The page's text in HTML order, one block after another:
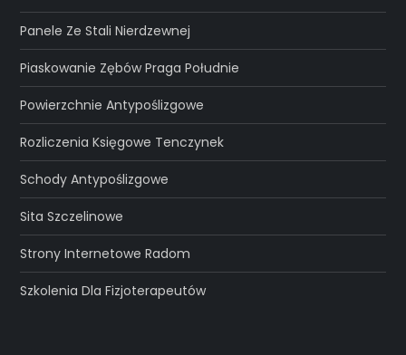
Panele Ze Stali Nierdzewnej
Piaskowanie Zębów Praga Południe
Powierzchnie Antypoślizgowe
Rozliczenia Księgowe Tenczynek
Schody Antypoślizgowe
Sita Szczelinowe
Strony Internetowe Radom
Szkolenia Dla Fizjoterapeutów